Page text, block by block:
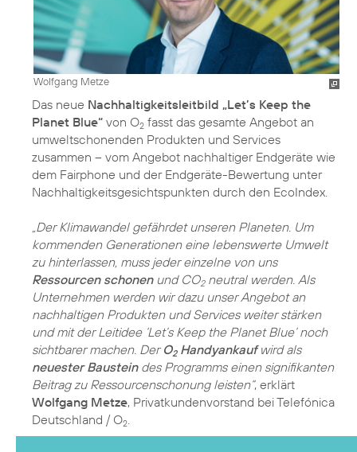
Wolfgang Metze
Das neue Nachhaltigkeitsleitbild „Let’s Keep the
Planet Blue“ von O2 fasst das gesamte Angebot an
umweltschonenden Produkten und Services
zusammen – vom Angebot nachhaltiger Endgeräte wie
dem Fairphone und der Endgeräte-Bewertung unter
Nachhaltigkeitsgesichtspunkten durch den EcoIndex.
„Der Klimawandel gefährdet unseren Planeten. Um
kommenden Generationen eine lebenswerte Umwelt
zu hinterlassen, muss jeder einzelne von uns
Ressourcen schonenund CO2neutral werden. Als
Unternehmen werden wir dazu unser Angebot an
nachhaltigen Produkten und Services weiter stärken
und mit der Leitidee ‘Let’s Keep the Planet Blue’ noch
sichtbarer machen. Der O2Handyankaufwird als
neuester Bausteindes Programms einen signifikanten
Beitrag zu Ressourcenschonung leisten“, erklärt
Wolfgang Metze, Privatkundenvorstand bei Telefónica
Deutschland / O2